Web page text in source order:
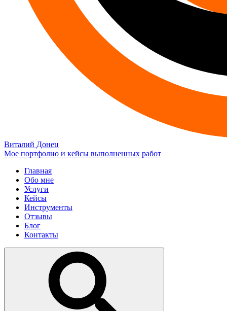
Виталий Донец
Мое портфолио и кейсы выполненных работ
Главная
Обо мне
Услуги
Кейсы
Инструменты
Отзывы
Блог
Контакты